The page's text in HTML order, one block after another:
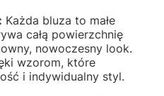
Każda bluza to małe
całą powierzchnię
nowoczesny look.
wzorom, które
i indywidualny styl.